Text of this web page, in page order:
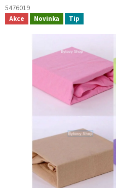
5476019
Akce Novinka Tip